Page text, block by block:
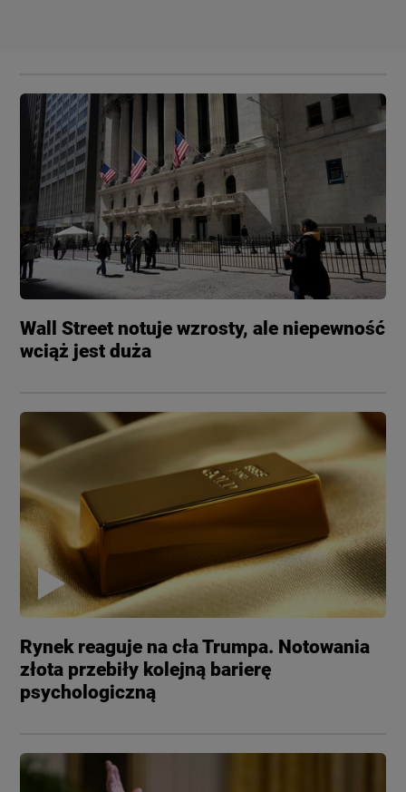
Wall Street notuje wzrosty, ale niepewność
wciąż jest duża
Rynek reaguje na cła Trumpa. Notowania
złota przebiły kolejną barierę
psychologiczną